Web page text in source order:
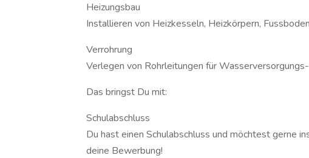
Heizungsbau
Installieren von Heizkesseln, Heizkörpern,
Verrohrung
Verlegen von Rohrleitungen für
Das bringst Du mit:
Schulabschluss
Du hast einen Schulabschluss und möchtest gerne
deine Bewerbung!